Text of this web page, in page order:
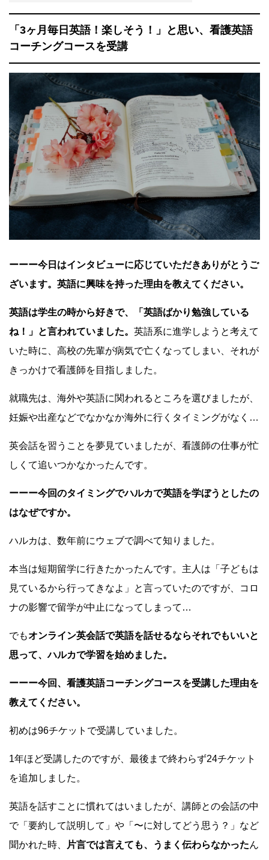
「3ヶ月毎日英語！楽しそう！」と思い、看護英語
コーチングコースを受講
ーーー今日はインタビューに応じていただきありがとうご
ざいます。英語に興味を持った理由を教えてください。
英語は学生の時から好きで、「英語ばかり勉強している
ね！」と言われていました。 英語系に進学しようと考えて
いた時に、高校の先輩が病気で亡くなってしまい、それが
きっかけで看護師を目指しました。
就職先は、海外や英語に関われるところを選びましたが、
妊娠や出産などでなかなか海外に行くタイミングがなく…
英会話を習うことを夢見ていましたが、看護師の仕事が忙
しくて追いつかなかったんです。
ーーー今回のタイミングでハルカで英語を学ぼうとしたの
はなぜですか。
ハルカは、数年前にウェブで調べて知りました。
本当は短期留学に行きたかったんです。主人は「子どもは
見ているから行ってきなよ」と言っていたのですが、コロ
ナの影響で留学が中止になってしまって…
でもオンライン英会話で英語を話せるならそれでもいいと
思って、ハルカで学習を始めました。
ーーー今回、看護英語コーチングコースを受講した理由を
教えてください。
初めは96チケットで受講していました。
1年ほど受講したのですが、最後まで終わらず24チケット
を追加しました。
英語を話すことに慣れてはいましたが、講師との会話の中
で「要約して説明して」や「〜に対してどう思う？」など
聞かれた時、
片言では言えても、うまく伝わらなかったん